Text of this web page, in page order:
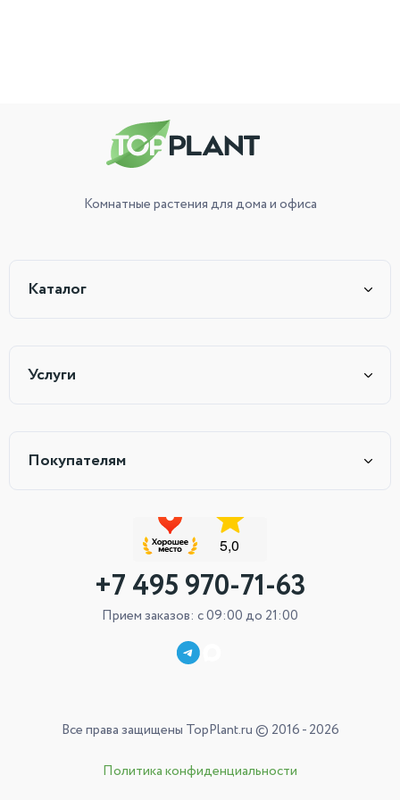
Комнатные растениядля дома и офиса
Каталог
Услуги
Покупателям
+7 495 970-71-63
Прием заказов: с 09:00 до 21:00
Все права защищены TopPlant.ru © 2016 - 2026
Политика конфиденциальности